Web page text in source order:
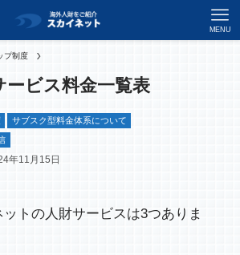
MENU
プ制度
ービス料金一覧表
サブスク型料金体系について
年11月15日
トの人財サービスは3つありま